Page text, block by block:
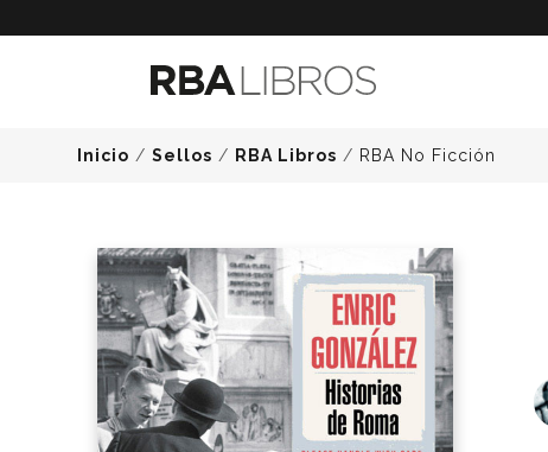
Inicio / Sellos / RBA Libros / RBA No Ficción